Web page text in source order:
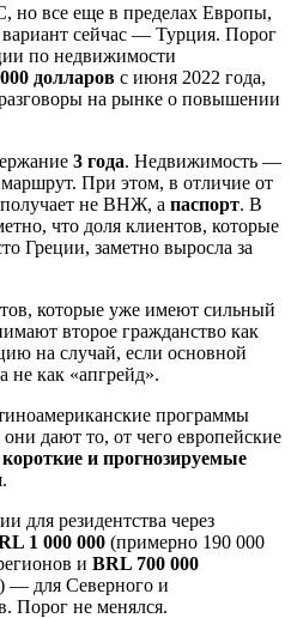
но все еще в пределах Европы,
сейчас — Турция. Порог
по недвижимости
долларов с июня 2022 года,
на рынке о повышении
3 года. Недвижимость —
При этом, в отличие от
получает не ВНЖ, а паспорт. В
что доля клиентов, которые
Греции, заметно выросла за
которые уже имеют сильный
второе гражданство как
на случай, если основной
не как «апгрейд».
программы
дают то, от чего европейские
короткие и прогнозируемые
.
для резидентства через
1 000 000 (примерно 190 000
и BRL 700 000
— для Северного и
Порог не менялся.